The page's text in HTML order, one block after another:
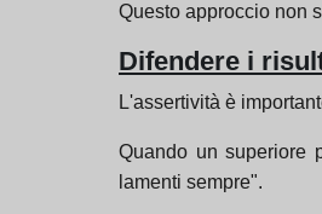
Questo approccio non
Difendere i
L'assertività è
Quando un superiore
lamenti sempre".